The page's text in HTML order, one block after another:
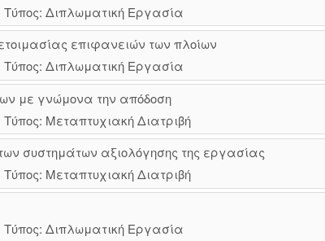
Τύπος: Διπλωματική Εργασία
επιφανειών των πλοίων
Τύπος: Διπλωματική Εργασία
με γνώμονα την απόδοση
Τύπος: Μεταπτυχιακή Διατριβή
συστημάτων αξιολόγησης της εργασίας
Τύπος: Μεταπτυχιακή Διατριβή
Τύπος: Διπλωματική Εργασία